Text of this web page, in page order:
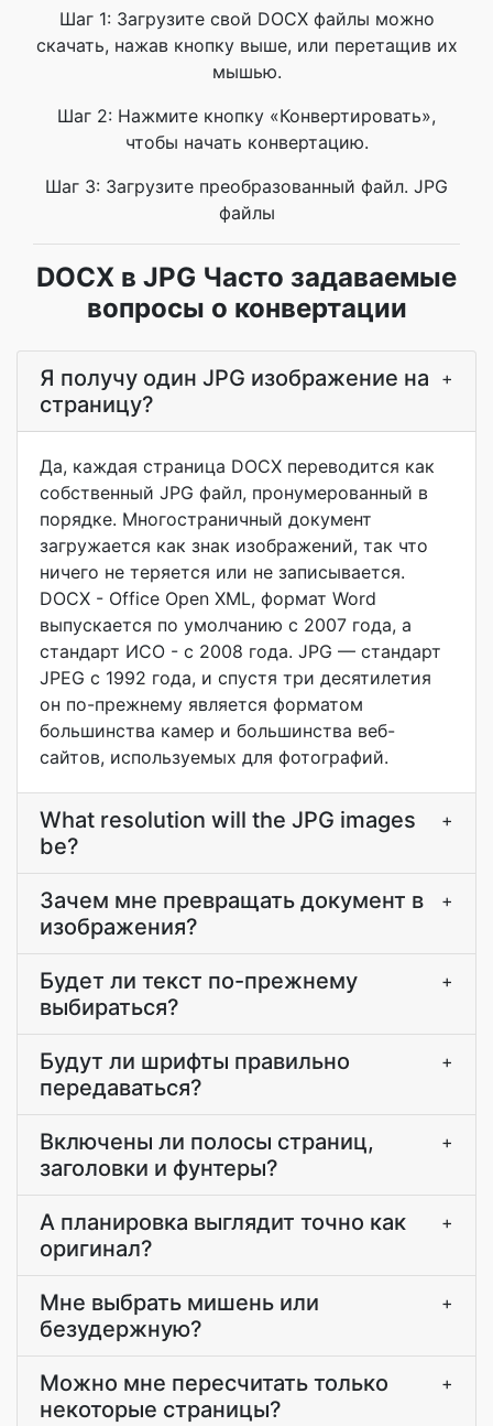
Шаг 1: Загрузите свой DOCX файлы можно
скачать, нажав кнопку выше, или перетащив их
мышью.
Шаг 2: Нажмите кнопку «Конвертировать»,
чтобы начать конвертацию.
Шаг 3: Загрузите преобразованный файл. JPG
файлы
DOCX в JPG Часто задаваемые
вопросы о конвертации
Я получу один JPG изображение на
страницу?
+
Да, каждая страница DOCX переводится как
собственный JPG файл, пронумерованный в
порядке. Многостраничный документ
загружается как знак изображений, так что
ничего не теряется или не записывается.
DOCX - Office Open XML, формат Word
выпускается по умолчанию с 2007 года, а
стандарт ИСО - с 2008 года. JPG — стандарт
JPEG с 1992 года, и спустя три десятилетия
он по-прежнему является форматом
большинства камер и большинства веб-
сайтов, используемых для фотографий.
What resolution will the JPG images
be?
+
Зачем мне превращать документ в
изображения?
+
Будет ли текст по-прежнему
выбираться?
+
Будут ли шрифты правильно
передаваться?
+
Включены ли полосы страниц,
заголовки и фунтеры?
+
А планировка выглядит точно как
оригинал?
+
Мне выбрать мишень или
безудержную?
+
Можно мне пересчитать только
некоторые страницы?
+